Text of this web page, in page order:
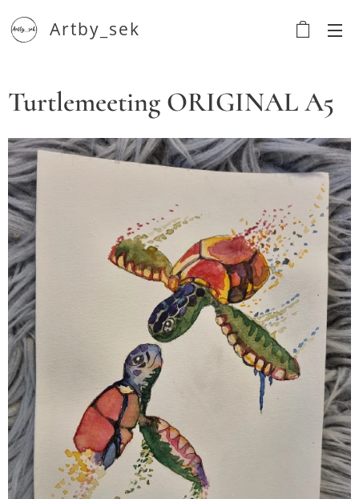
Artby_sek
Turtlemeeting ORIGINAL A5